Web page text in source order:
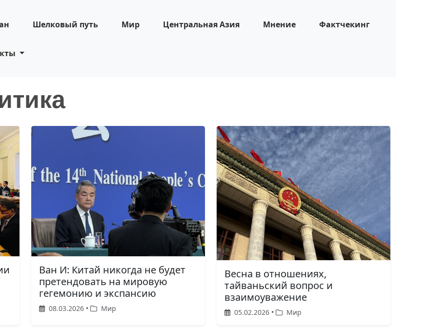
Шелковый путь Мир Центральная Азия Мнение Фактчекинг
Ван И: Китай никогда не будет
претендовать на мировую
гегемонию и экспансию
08.03.2026 • Мир
Весна в отношениях,
тайваньский вопрос и
взаимоуважение
05.02.2026 • Мир